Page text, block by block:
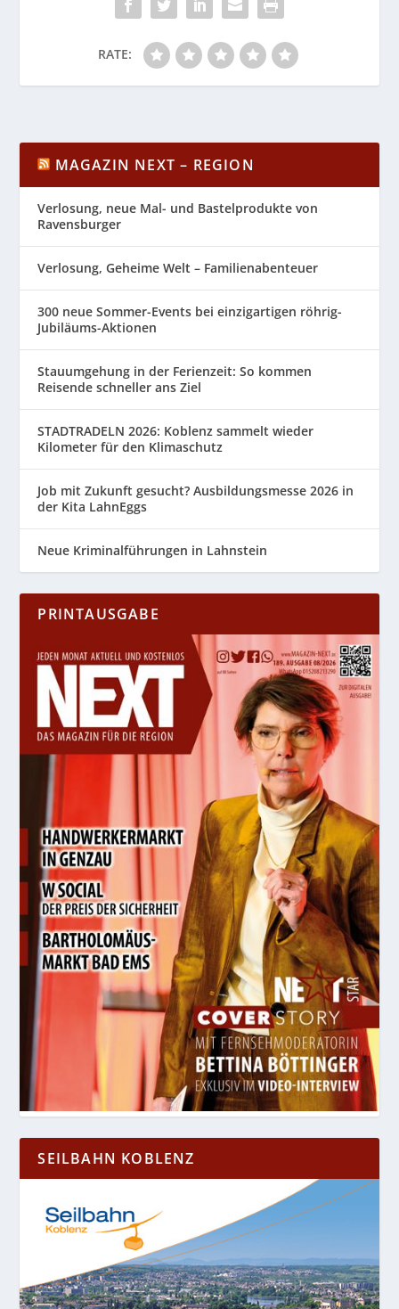
RATE:
MAGAZIN NEXT – REGION
Verlosung, neue Mal- und Bastelprodukte von
Ravensburger
Verlosung, Geheime Welt – Familienabenteuer
300 neue Sommer-Events bei einzigartigen röhrig-
Jubiläums-Aktionen
Stauumgehung in der Ferienzeit: So kommen
Reisende schneller ans Ziel
STADTRADELN 2026: Koblenz sammelt wieder
Kilometer für den Klimaschutz
Job mit Zukunft gesucht? Ausbildungsmesse 2026 in
der Kita LahnEggs
Neue Kriminalführungen in Lahnstein
PRINTAUSGABE
SEILBAHN KOBLENZ